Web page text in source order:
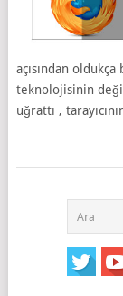
açısından
teknolojisinin
uğrattı ,